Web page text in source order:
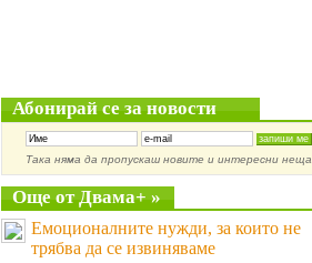
Абонирай се за новости
Така няма да пропускаш новите и интересни неща
Още от Двама+ »
Емоционалните нужди, за които не
трябва да се извиняваме